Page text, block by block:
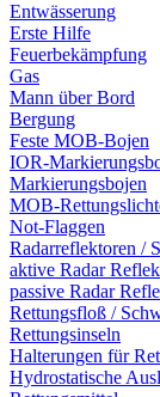
Entwässerung
Erste Hilfe
Feuerbekämpfung
Gas
Mann über Bord
Bergung
Feste MOB-Bojen
IOR-
Markierungsbojen
MOB-
Not-Flaggen
Radarreflektoren /
aktive Radar
passive Radar
Rettungsfloß /
Rettungsinseln
Halterungen für
Hydrostatische